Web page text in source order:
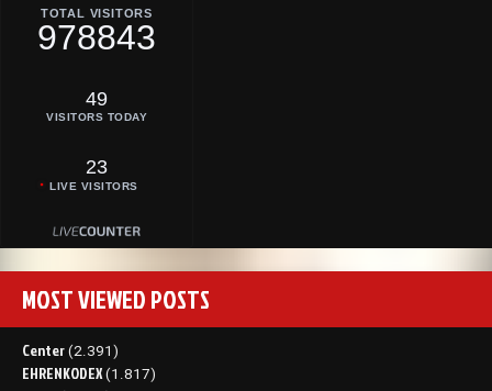
TOTAL VISITORS
978843
49
VISITORS TODAY
23
LIVE VISITORS
MOST VIEWED POSTS
Center (2.391)
EHRENKODEX (1.817)